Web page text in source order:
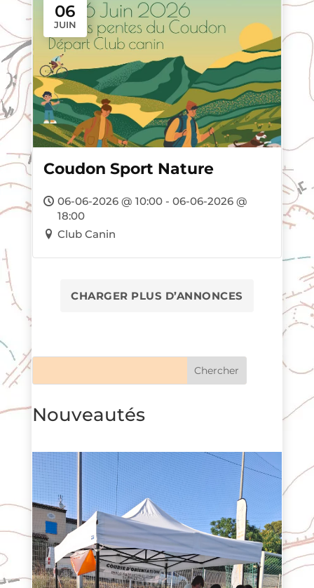
06
JUIN
Coudon Sport Nature
06-06-2026 @ 10:00 - 06-06-2026 @
18:00
Club Canin
CHARGER PLUS D’ANNONCES
Nouveautés